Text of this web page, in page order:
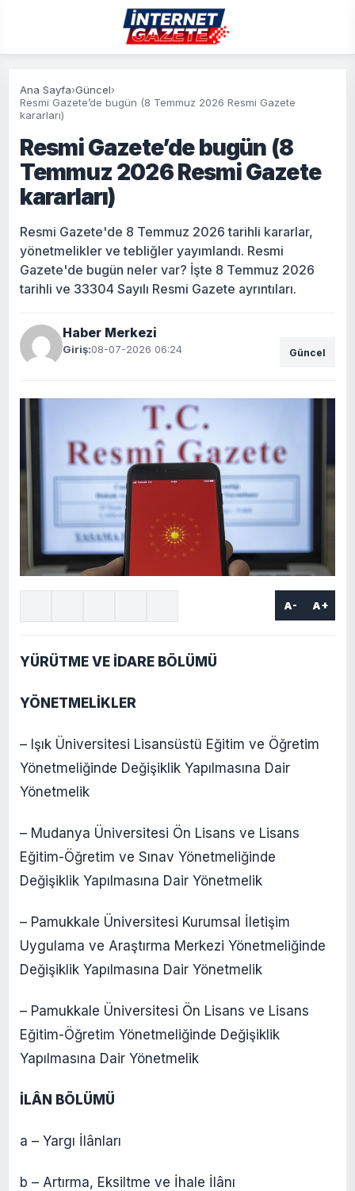
Ana Sayfa›Güncel›
Resmi Gazete’de bugün (8 Temmuz 2026 Resmi Gazete
kararları)
Resmi Gazete’de bugün (8
Temmuz 2026 Resmi Gazete
kararları)
Resmi Gazete'de 8 Temmuz 2026 tarihli kararlar,
yönetmelikler ve tebliğler yayımlandı. Resmi
Gazete'de bugün neler var? İşte 8 Temmuz 2026
tarihli ve 33304 Sayılı Resmi Gazete ayrıntıları.
Haber Merkezi
Giriş:08-07-2026 06:24 Güncel
A- A+
YÜRÜTME VE İDARE BÖLÜMÜ
YÖNETMELİKLER
– Işık Üniversitesi Lisansüstü Eğitim ve Öğretim
Yönetmeliğinde Değişiklik Yapılmasına Dair
Yönetmelik
– Mudanya Üniversitesi Ön Lisans ve Lisans
Eğitim-Öğretim ve Sınav Yönetmeliğinde
Değişiklik Yapılmasına Dair Yönetmelik
– Pamukkale Üniversitesi Kurumsal İletişim
Uygulama ve Araştırma Merkezi Yönetmeliğinde
Değişiklik Yapılmasına Dair Yönetmelik
– Pamukkale Üniversitesi Ön Lisans ve Lisans
Eğitim-Öğretim Yönetmeliğinde Değişiklik
Yapılmasına Dair Yönetmelik
İLÂN BÖLÜMÜ
a – Yargı İlânları
b – Artırma, Eksiltme ve İhale İlânı